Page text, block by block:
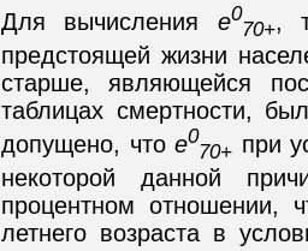
Для вычисления e0
70+,
предстоящей жизни
старше, являющейся
таблицах смертности,
допущено, чтоe0
70+ при
некоторой данной
процентном
летнего возраста в